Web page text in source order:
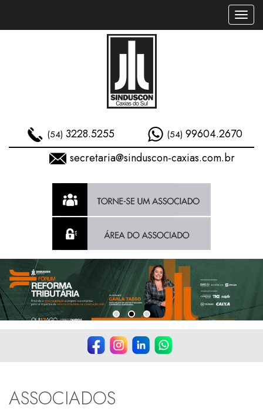
(54) 3228.5255 (54) 99604.2670
secretaria@sinduscon-caxias.com.br
ASSOCIADOS